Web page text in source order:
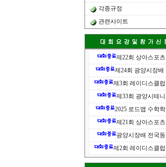
각종규정
관련사이트
제22회 상아스포츠
제24회 광양시장배
제3회 레이디스클럽
제33회 광양시테니
2025 로드맵 수학학
제21회 상아스포츠
광양시장배 전국동
제2회 레이디스클럽